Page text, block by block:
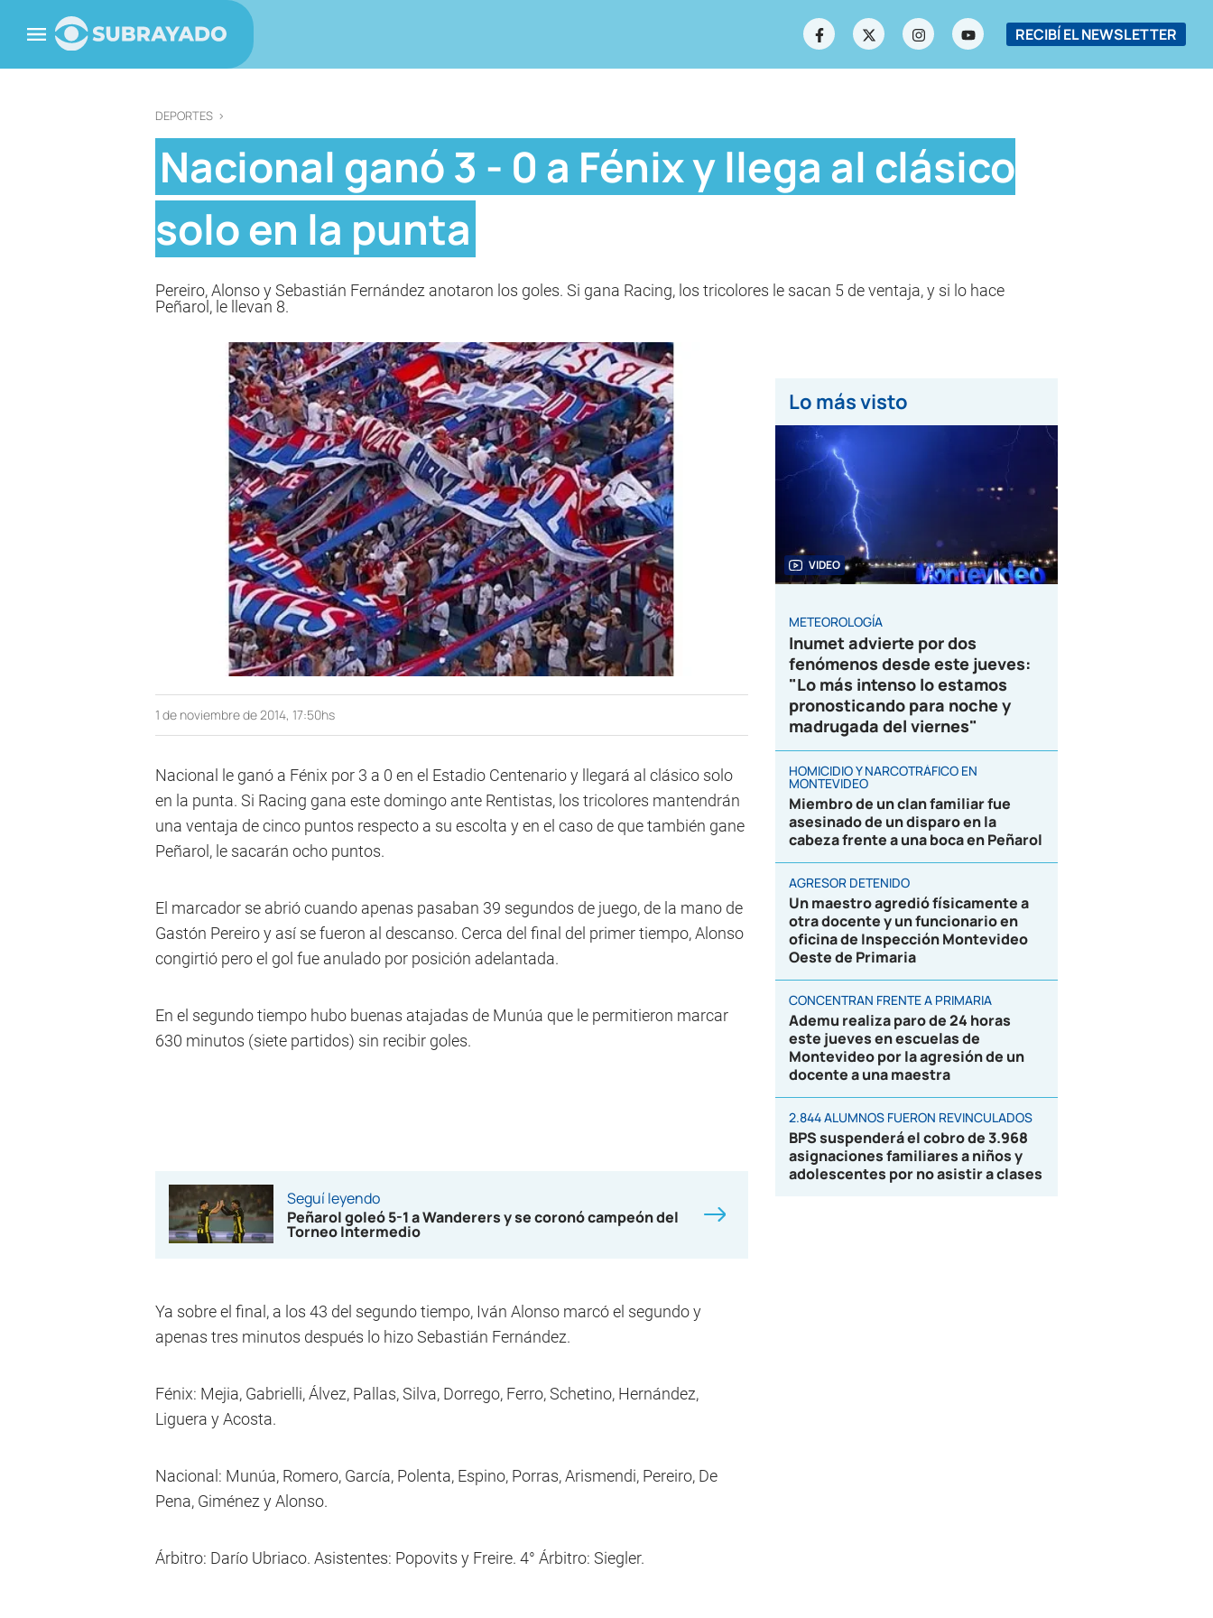
RECIBÍ EL NEWSLETTER
DEPORTES >
Nacional ganó 3 - 0 a Fénix y llega al clásico
solo en la punta
Pereiro, Alonso y Sebastián Fernández anotaron los goles. Si gana Racing, los tricolores le sacan 5 de ventaja, y si lo hace
Peñarol, le llevan 8.
1 de noviembre de 2014, 17:50hs
Nacional le ganó a Fénix por 3 a 0 en el Estadio Centenario y llegará al clásico solo
en la punta. Si Racing gana este domingo ante Rentistas, los tricolores mantendrán
una ventaja de cinco puntos respecto a su escolta y en el caso de que también gane
Peñarol, le sacarán ocho puntos.
El marcador se abrió cuando apenas pasaban 39 segundos de juego, de la mano de
Gastón Pereiro y así se fueron al descanso. Cerca del final del primer tiempo, Alonso
congirtió pero el gol fue anulado por posición adelantada.
En el segundo tiempo hubo buenas atajadas de Munúa que le permitieron marcar
630 minutos (siete partidos) sin recibir goles.
Seguí leyendo
Peñarol goleó 5-1 a Wanderers y se coronó campeón del
Torneo Intermedio
Ya sobre el final, a los 43 del segundo tiempo, Iván Alonso marcó el segundo y
apenas tres minutos después lo hizo Sebastián Fernández.
Fénix: Mejia, Gabrielli, Álvez, Pallas, Silva, Dorrego, Ferro, Schetino, Hernández,
Liguera y Acosta.
Nacional: Munúa, Romero, García, Polenta, Espino, Porras, Arismendi, Pereiro, De
Pena, Giménez y Alonso.
Árbitro: Darío Ubriaco. Asistentes: Popovits y Freire. 4° Árbitro: Siegler.
Lo más visto
VIDEO
METEOROLOGÍA
Inumet advierte por dos
fenómenos desde este jueves:
"Lo más intenso lo estamos
pronosticando para noche y
madrugada del viernes"
HOMICIDIO Y NARCOTRÁFICO EN
MONTEVIDEO
Miembro de un clan familiar fue
asesinado de un disparo en la
cabeza frente a una boca en Peñarol
AGRESOR DETENIDO
Un maestro agredió físicamente a
otra docente y un funcionario en
oficina de Inspección Montevideo
Oeste de Primaria
CONCENTRAN FRENTE A PRIMARIA
Ademu realiza paro de 24 horas
este jueves en escuelas de
Montevideo por la agresión de un
docente a una maestra
2.844 ALUMNOS FUERON REVINCULADOS
BPS suspenderá el cobro de 3.968
asignaciones familiares a niños y
adolescentes por no asistir a clases